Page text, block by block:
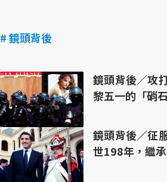
# 鏡頭背後
鏡頭背後／攻
黎五一的「硝
鏡頭背後／征
世198年，繼